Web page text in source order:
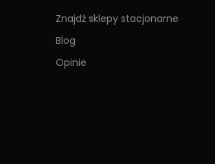
Znajdź sklepy stacjonarne
Blog
Opinie